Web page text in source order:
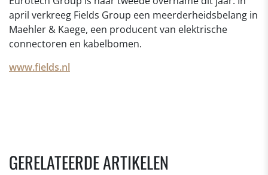
april verkreeg Fields Group een meerderheidsbelang in
Maehler & Kaege, een producent van elektrische
connectoren en kabelbomen.
www.fields.nl
GERELATEERDE ARTIKELEN